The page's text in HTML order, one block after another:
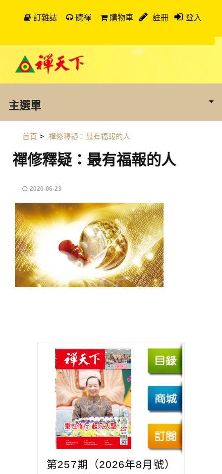
訂雜誌 聽禪 購物車 註冊 登入
主選單
首頁 > 禪修釋疑：最有福報的人
禪修釋疑：最有福報的人
2020-06-23
第257期（2026年8月號）